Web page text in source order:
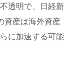
透明で、日経新
資産は海外資産
に加速する可能